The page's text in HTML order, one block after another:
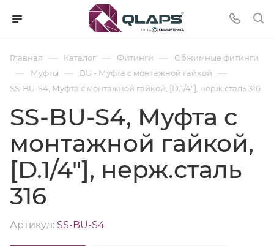
Главная — Каталог — Фитинги — Обжимные фитинги
— Муфты — BU - Муфта с монтажной гайкой —
SS-BU-S4, Муфта с монтажной гайкой, [D.1/4"], нерж.сталь 316
SS-BU-S4, Муфта с
монтажной гайкой,
[D.1/4"], нерж.сталь
316
Артикул: SS-BU-S4